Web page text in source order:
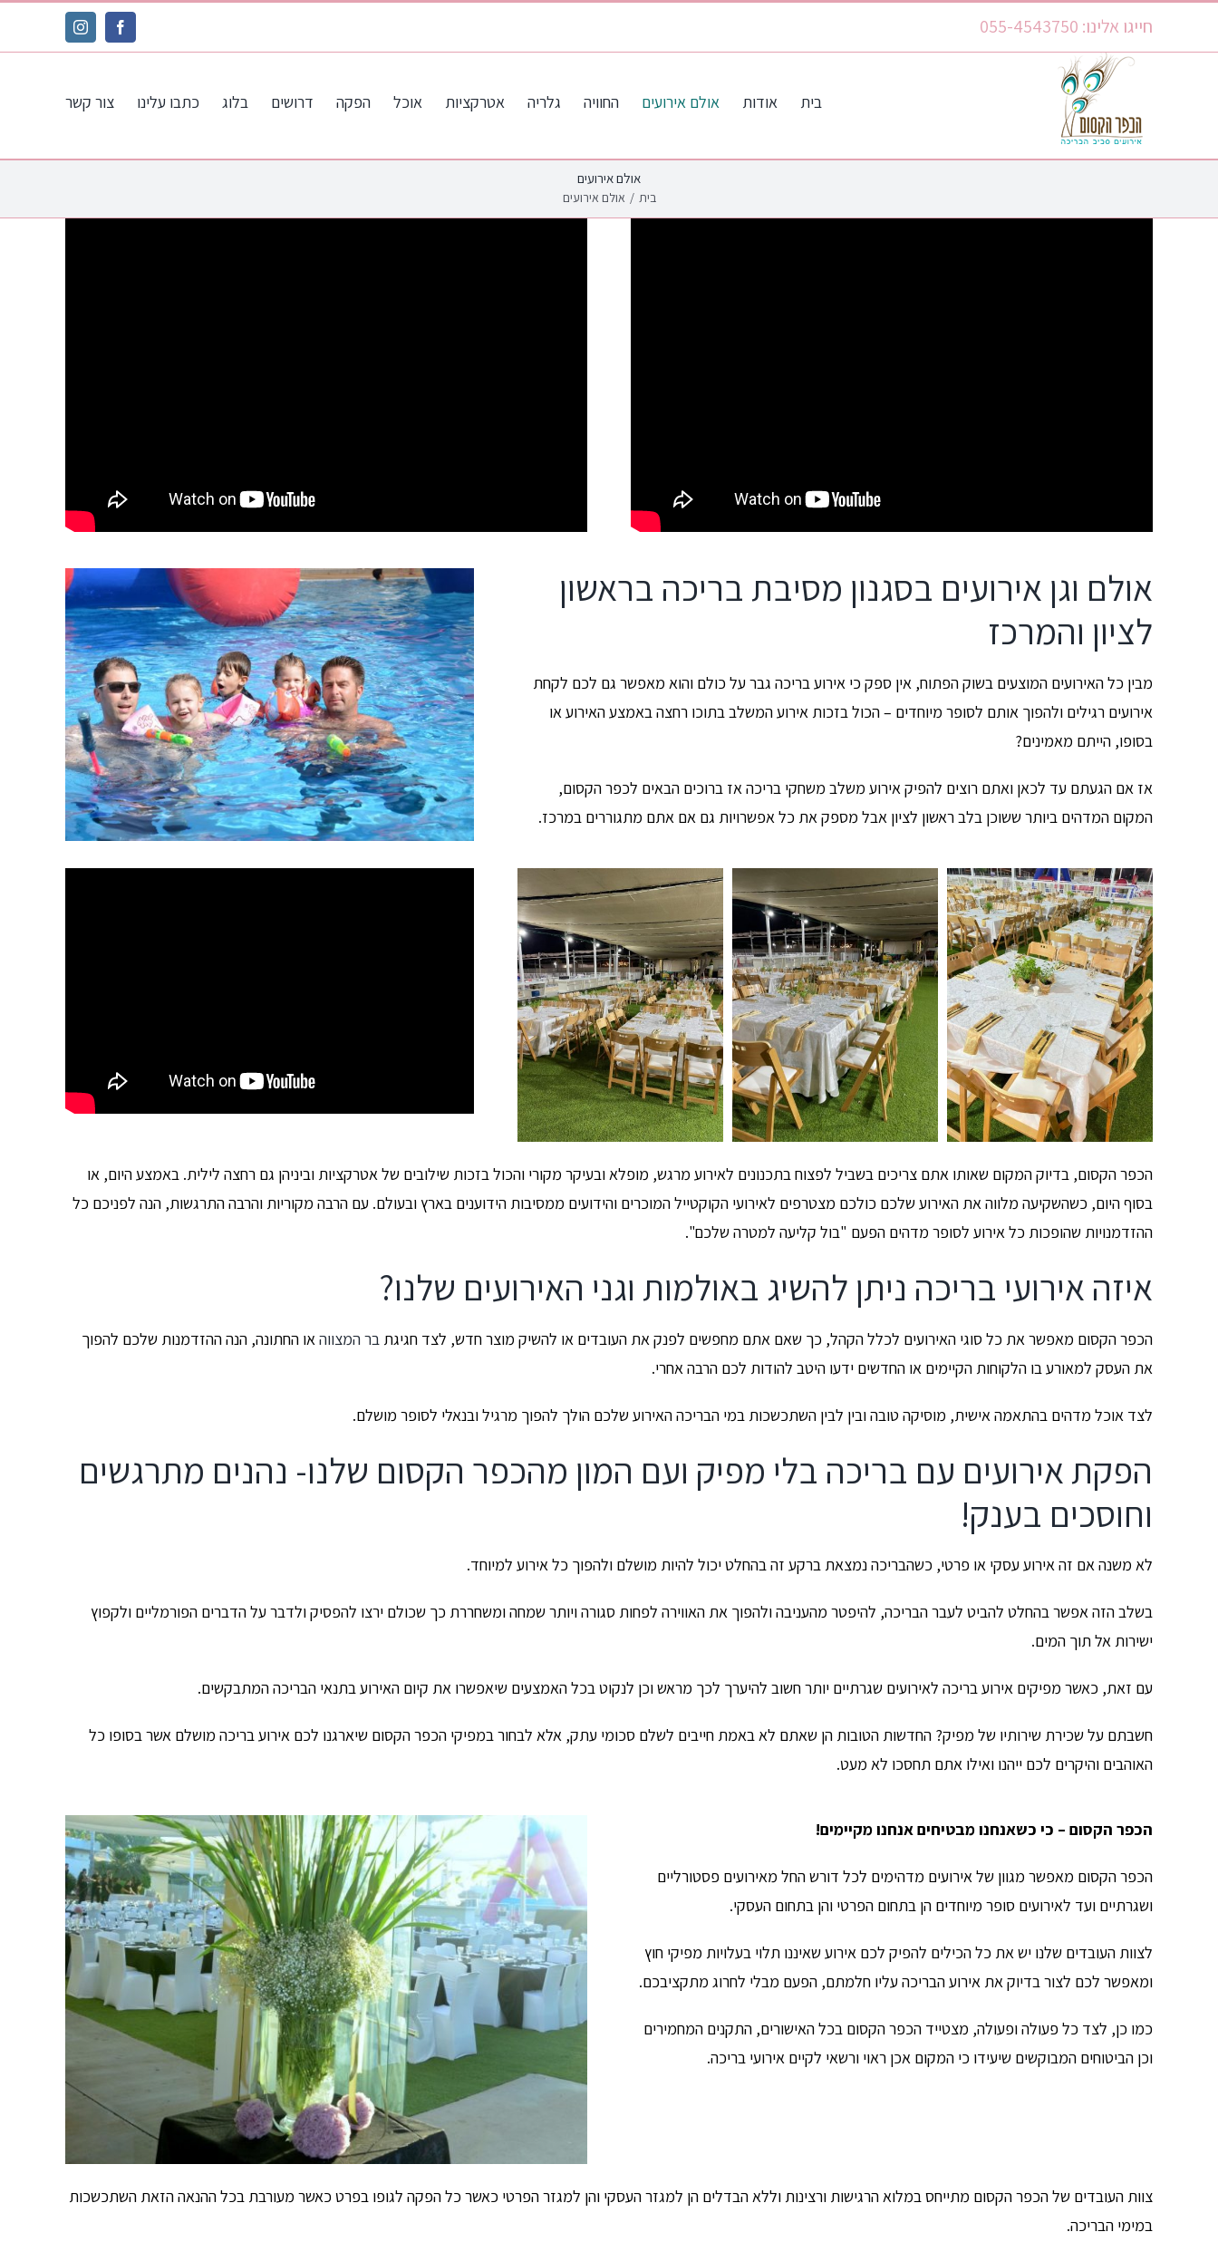
חייגו אלינו: 055-4543750 Facebook
Instagram
בית אודות אולם אירועים החוויה גלריה אטרקציות אוכל הפקה דרושים בלוג כתבו עלינו צור קשר
אולם אירועים
בית / אולם אירועים
אולם וגן אירועים בסגנון מסיבת בריכה בראשון
לציון והמרכז
מבין כל האירועים המוצעים בשוק הפתוח, אין ספק כי אירוע בריכה גבר על כולם והוא מאפשר גם לכם לקחת
אירועים רגילים ולהפוך אותם לסופר מיוחדים – הכול בזכות אירוע המשלב בתוכו רחצה באמצע האירוע או
בסופו, הייתם מאמינים?
אז אם הגעתם עד לכאן ואתם רוצים להפיק אירוע משלב משחקי בריכה אז ברוכים הבאים לכפר הקסום,
המקום המדהים ביותר ששוכן בלב ראשון לציון אבל מספק את כל אפשרויות גם אם אתם מתגוררים במרכז.
הכפר הקסום, בדיוק המקום שאותו אתם צריכים בשביל לפצוח בתכנונים לאירוע מרגש, מופלא ובעיקר מקורי והכול בזכות שילובים של אטרקציות וביניהן גם רחצה לילית. באמצע היום, או
בסוף היום, כשהשקיעה מלווה את האירוע שלכם כולכם מצטרפים לאירועי הקוקטייל המוכרים והידועים ממסיבות הידוענים בארץ ובעולם. עם הרבה מקוריות והרבה התרגשות, הנה לפניכם כל
ההזדמנויות שהופכות כל אירוע לסופר מדהים הפעם "בול קליעה למטרה שלכם".
איזה אירועי בריכה ניתן להשיג באולמות וגני האירועים שלנו?
הכפר הקסום מאפשר את כל סוגי האירועים לכלל הקהל, כך שאם אתם מחפשים לפנק את העובדים או להשיק מוצר חדש, לצד חגיגת בר המצווהאו החתונה, הנה ההזדמנות שלכם להפוך
את העסק למאורע בו הלקוחות הקיימים או החדשים ידעו היטב להודות לכם הרבה אחרי.
לצד אוכל מדהים בהתאמה אישית, מוסיקה טובה ובין לבין השתכשכות במי הבריכה האירוע שלכם הולך להפוך מרגיל ובנאלי לסופר מושלם.
הפקת אירועים עם בריכה בלי מפיק ועם המון מהכפר הקסום שלנו- נהנים מתרגשים
וחוסכים בענק!
לא משנה אם זה אירוע עסקי או פרטי, כשהבריכה נמצאת ברקע זה בהחלט יכול להיות מושלם ולהפוך כל אירוע למיוחד.
בשלב הזה אפשר בהחלט להביט לעבר הבריכה, להיפטר מהעניבה ולהפוך את האווירה לפחות סגורה ויותר שמחה ומשחררת כך שכולם ירצו להפסיק ולדבר על הדברים הפורמליים ולקפוץ
ישירות אל תוך המים.
עם זאת, כאשר מפיקים אירוע בריכה לאירועים שגרתיים יותר חשוב להיערך לכך מראש וכן לנקוט בכל האמצעים שיאפשרו את קיום האירוע בתנאי הבריכה המתבקשים.
חשבתם על שכירת שירותיו של מפיק? החדשות הטובות הן שאתם לא באמת חייבים לשלם סכומי עתק, אלא לבחור במפיקי הכפר הקסום שיארגנו לכם אירוע בריכה מושלם אשר בסופו כל
האוהבים והיקרים לכם ייהנו ואילו אתם תחסכו לא מעט.
הכפר הקסום – כי כשאנחנו מבטיחים אנחנו מקיימים!
הכפר הקסום מאפשר מגוון של אירועים מדהימים לכל דורש החל מאירועים פסטורליים
ושגרתיים ועד לאירועים סופר מיוחדים הן בתחום הפרטי והן בתחום העסקי.
לצוות העובדים שלנו יש את כל הכילים להפיק לכם אירוע שאיננו תלוי בעלויות מפיקי חוץ
ומאפשר לכם לצור בדיוק את אירוע הבריכה עליו חלמתם, הפעם מבלי לחרוג מתקציבכם.
כמו כן, לצד כל פעולה ופעולה, מצטייד הכפר הקסום בכל האישורים, התקנים המחמירים
וכן הביטוחים המבוקשים שיעידו כי המקום אכן ראוי ורשאי לקיים אירועי בריכה.
צוות העובדים של הכפר הקסום מתייחס במלוא הרגישות ורצינות וללא הבדלים הן למגזר העסקי והן למגזר הפרטי כאשר כל הפקה לגופו בפרט כאשר מעורבת בכל ההנאה הזאת השתכשכות
במימי הבריכה.